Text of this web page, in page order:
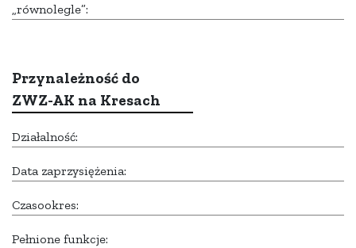
„równolegle”:
Przynależność do
ZWZ-AK na Kresach
Działalność:
Data zaprzysiężenia:
Czasookres:
Pełnione funkcje: